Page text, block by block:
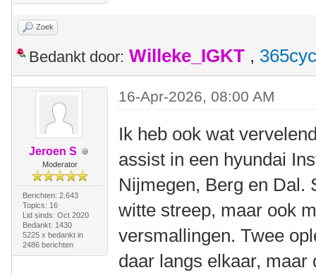
Zoek
Bedankt door: Willeke_IGKT ,
Jeroen S
Moderator
Berichten: 2.643
Topics: 16
Lid sinds: Oct 2020
Bedankt: 1430
5225 x bedankt in
2486 berichten
16-Apr-2026, 08:00 AM
Ik heb ook wat
assist in een hyundai
Nijmegen, Berg en Dal.
witte streep, maar ook
versmallingen. Twee
daar langs elkaar,